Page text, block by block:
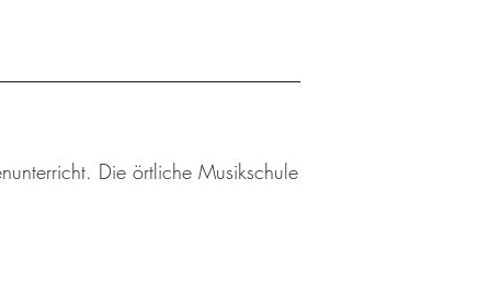
Die örtliche Musikschule